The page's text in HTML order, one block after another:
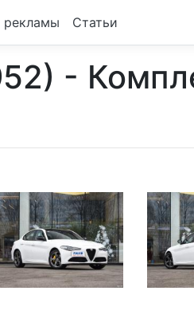
рекламы Статьи
-